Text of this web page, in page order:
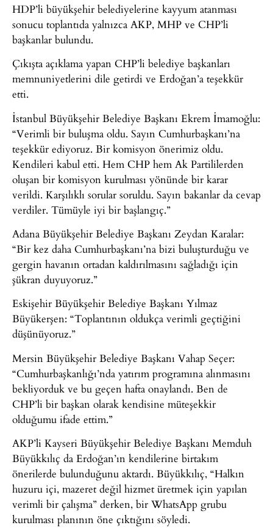
HDP’li büyükşehir belediyelerine kayyum atanması
sonucu toplantıda yalnızca AKP, MHP ve CHP’li
başkanlar bulundu.
Çıkışta açıklama yapan CHP’li belediye başkanları
memnuniyetlerini dile getirdi ve Erdoğan’a teşekkür
etti.
İstanbul Büyükşehir Belediye Başkanı Ekrem İmamoğlu:
“Verimli bir buluşma oldu. Sayın Cumhurbaşkanı’na
teşekkür ediyoruz. Bir komisyon önerimiz oldu.
Kendileri kabul etti. Hem CHP hem Ak Partililerden
oluşan bir komisyon kurulması yönünde bir karar
verildi. Karşılıklı sorular soruldu. Sayın bakanlar da cevap
verdiler. Tümüyle iyi bir başlangıç.”
Adana Büyükşehir Belediye Başkanı Zeydan Karalar:
“Bir kez daha Cumhurbaşkanı’na bizi buluşturduğu ve
gergin havanın ortadan kaldırılmasını sağladığı için
şükran duyuyoruz.”
Eskişehir Büyükşehir Belediye Başkanı Yılmaz
Büyükerşen: “Toplantının oldukça verimli geçtiğini
düşünüyoruz.”
Mersin Büyükşehir Belediye Başkanı Vahap Seçer:
“Cumhurbaşkanlığı’nda yatırım programına alınmasını
bekliyorduk ve bu geçen hafta onaylandı. Ben de
CHP’li bir başkan olarak kendisine müteşekkir
olduğumu ifade ettim.”
AKP’li Kayseri Büyükşehir Belediye Başkanı Memduh
Büyükkılıç da Erdoğan’ın kendilerine birtakım
önerilerde bulunduğunu aktardı. Büyükkılıç, “Halkın
huzuru içi, mazeret değil hizmet üretmek için yapılan
verimli bir çalışma” derken, bir WhatsApp grubu
kurulması planının öne çıktığını söyledi.